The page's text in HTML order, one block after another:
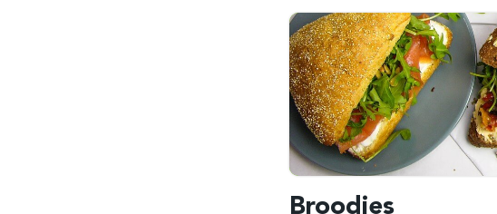
Broodjes